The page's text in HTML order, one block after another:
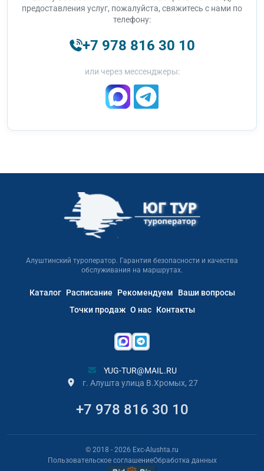
предоставления услуг, пожалуйста, свяжитесь с нами по
телефону:
+7 978 816 30 10
или через мессенджеры:
Алуштинский туроператор. Гарантия безопасности и качества
обслуживания на маршрутах.
Каталог Расписание Рекомендуем
Ваши вопросы
Точки продаж О нас Контакты
YUG-TUR@MAIL.RU
г. Алушта улица В.Хромых, 27
+7 978 816 30 10
© 2018 - 2026 Exc-Alushta.ru
Пользовательское соглашениеОбработка данных